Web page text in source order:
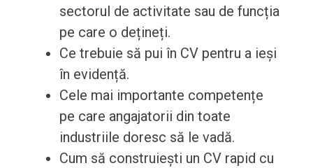
sectorul de activitate sau de funcția
pe care o dețineți.
Ce trebuie să pui în CV pentru a ieși
în evidență.
Cele mai importante competențe
pe care angajatorii din toate
industriile doresc să le vadă.
Cum să construiești un CV rapid cu